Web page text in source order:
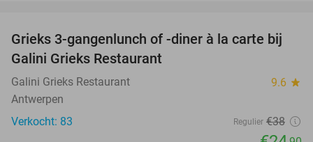
34%
Grieks 3-gangenlunch of -diner à la carte bij
Galini Grieks Restaurant
Galini Grieks Restaurant 9.6 star
Antwerpen
Verkocht: 83
Regulier €38